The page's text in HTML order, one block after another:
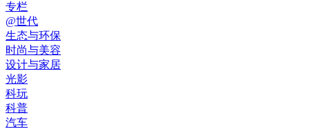
专栏
@世代
生态与环保
时尚与美容
设计与家居
光影
科玩
科普
汽车